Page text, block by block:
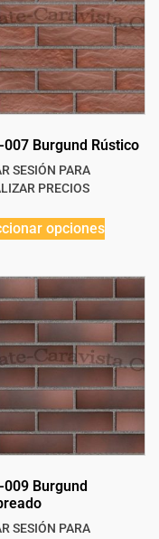
007 Burgund Rústico
SESIÓN PARA
PRECIOS
opciones
009 Burgund
SESIÓN PARA